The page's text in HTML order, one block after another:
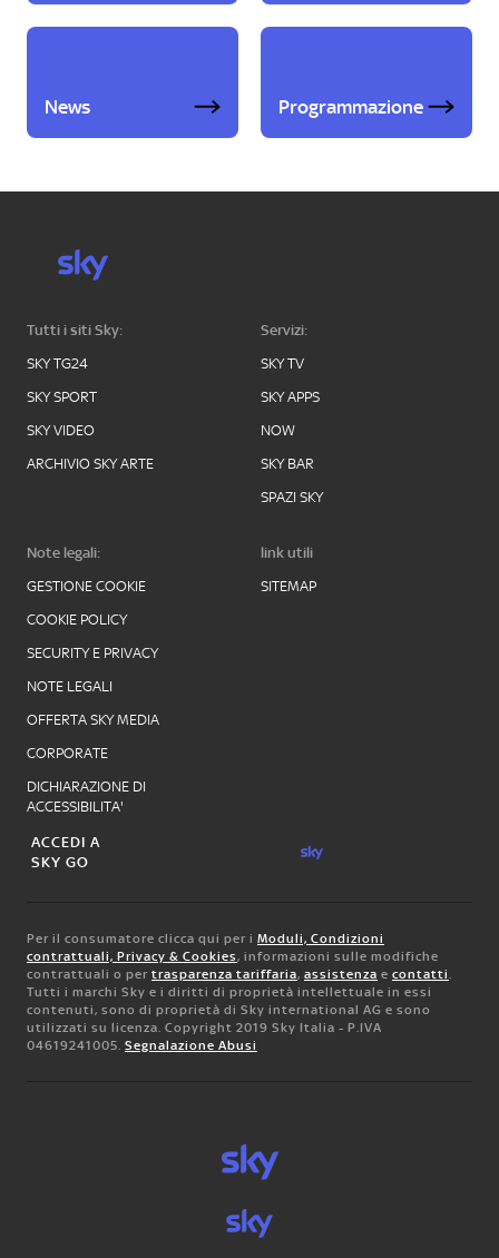
News Programmazione
Tutti i siti Sky:
SKY TG24
SKY SPORT
SKY VIDEO
ARCHIVIO SKY ARTE
Servizi:
SKY TV
SKY APPS
NOW
SKY BAR
SPAZI SKY
Note legali:
GESTIONE COOKIE
COOKIE POLICY
SECURITY E PRIVACY
NOTE LEGALI
OFFERTA SKY MEDIA
CORPORATE
DICHIARAZIONE DI
ACCESSIBILITA'
link utili
SITEMAP
ACCEDI A
SKY GO
Per il consumatore clicca qui per i Moduli, Condizioni
contrattuali, Privacy & Cookies, informazioni sulle modifiche
contrattuali o per trasparenza tariffaria, assistenza e contatti.
Tutti i marchi Sky e i diritti di proprietà intellettuale in essi
contenuti, sono di proprietà di Sky international AG e sono
utilizzati su licenza. Copyright 2019 Sky Italia - P.IVA
04619241005. Segnalazione Abusi